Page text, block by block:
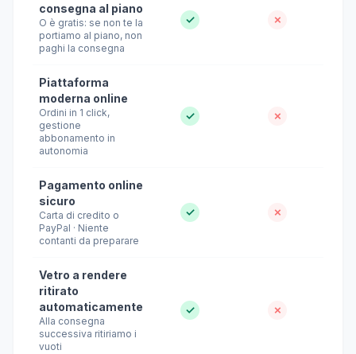
consegna al piano
O è gratis: se non te la
portiamo al piano, non
paghi la consegna
✓ ✗
Piattaforma
moderna online
Ordini in 1 click,
gestione
abbonamento in
autonomia
✓ ✗
Pagamento online
sicuro
Carta di credito o
PayPal · Niente
contanti da preparare
✓ ✗
Vetro a rendere
ritirato
automaticamente
Alla consegna
successiva ritiriamo i
vuoti
✓ ✗